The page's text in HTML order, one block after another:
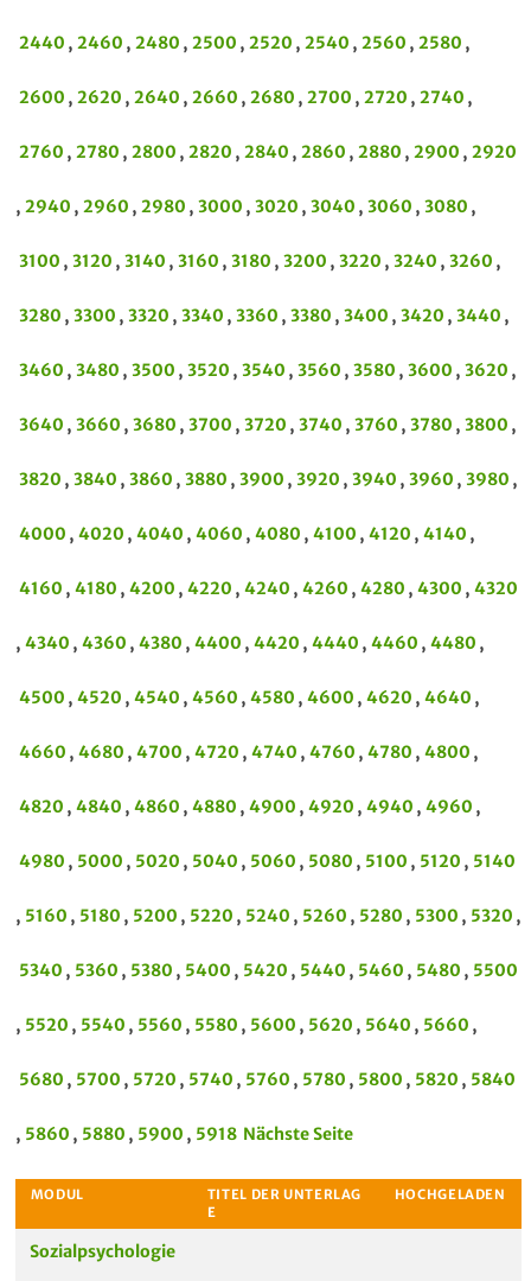
2440 , 2460 , 2480 , 2500 , 2520 , 2540 , 2560 , 2580 ,
2600 , 2620 , 2640 , 2660 , 2680 , 2700 , 2720 , 2740 ,
2760 , 2780 , 2800 , 2820 , 2840 , 2860 , 2880 , 2900 , 2920
, 2940 , 2960 , 2980 , 3000 , 3020 , 3040 , 3060 , 3080 ,
3100 , 3120 , 3140 , 3160 , 3180 , 3200 , 3220 , 3240 , 3260 ,
3280 , 3300 , 3320 , 3340 , 3360 , 3380 , 3400 , 3420 , 3440 ,
3460 , 3480 , 3500 , 3520 , 3540 , 3560 , 3580 , 3600 , 3620 ,
3640 , 3660 , 3680 , 3700 , 3720 , 3740 , 3760 , 3780 , 3800 ,
3820 , 3840 , 3860 , 3880 , 3900 , 3920 , 3940 , 3960 , 3980 ,
4000 , 4020 , 4040 , 4060 , 4080 , 4100 , 4120 , 4140 ,
4160 , 4180 , 4200 , 4220 , 4240 , 4260 , 4280 , 4300 , 4320
, 4340 , 4360 , 4380 , 4400 , 4420 , 4440 , 4460 , 4480 ,
4500 , 4520 , 4540 , 4560 , 4580 , 4600 , 4620 , 4640 ,
4660 , 4680 , 4700 , 4720 , 4740 , 4760 , 4780 , 4800 ,
4820 , 4840 , 4860 , 4880 , 4900 , 4920 , 4940 , 4960 ,
4980 , 5000 , 5020 , 5040 , 5060 , 5080 , 5100 , 5120 , 5140
, 5160 , 5180 , 5200 , 5220 , 5240 , 5260 , 5280 , 5300 , 5320 ,
5340 , 5360 , 5380 , 5400 , 5420 , 5440 , 5460 , 5480 , 5500
, 5520 , 5540 , 5560 , 5580 , 5600 , 5620 , 5640 , 5660 ,
5680 , 5700 , 5720 , 5740 , 5760 , 5780 , 5800 , 5820 , 5840
, 5860 , 5880 , 5900 , 5918 Nächste Seite
Sozialpsychologie